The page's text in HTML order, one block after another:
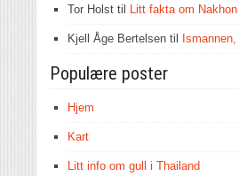
Tor Holst til Litt fakta om
Kjell Åge Bertelsen til
Populære poster
Hjem
Kart
Litt info om gull i Thailand